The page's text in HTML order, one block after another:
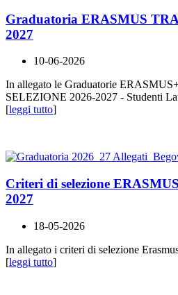
Graduatoria ERASMUS
2027
10-06-2026
In allegato le Graduatorie
SELEZIONE 2026-2027 - Studenti
[leggi tutto]
Criteri di selezione
2027
18-05-2026
In allegato i criteri di selezione
[leggi tutto]